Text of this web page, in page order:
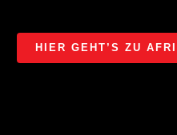
HIER GEHT’S ZU